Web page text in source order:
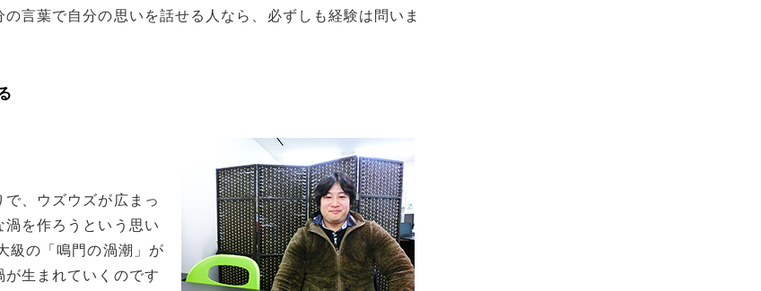
言葉で自分の思いを話せる人なら、必ずしも経験は問いま
、ウズウズが広まっ
を作ろうという思い
級の「鳴門の渦潮」が
生まれていくのです